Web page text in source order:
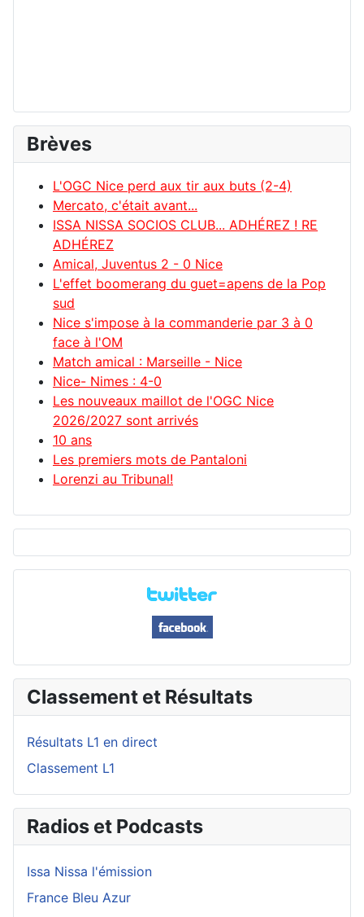
Brèves
L'OGC Nice perd aux tir aux buts (2-4)
Mercato, c'était avant...
ISSA NISSA SOCIOS CLUB... ADHÉREZ ! RE
ADHÉREZ
Amical, Juventus 2 - 0 Nice
L'effet boomerang du guet=apens de la Pop
sud
Nice s'impose à la commanderie par 3 à 0
face à l'OM
Match amical : Marseille - Nice
Nice- Nimes : 4-0
Les nouveaux maillot de l'OGC Nice
2026/2027 sont arrivés
10 ans
Les premiers mots de Pantaloni
Lorenzi au Tribunal!
Classement et Résultats
Résultats L1 en direct
Classement L1
Radios et Podcasts
Issa Nissa l'émission
France Bleu Azur